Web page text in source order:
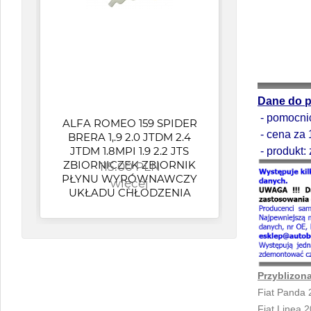
ALFA ROMEO 159 SPIDER
BRERA 1,.9 2.0 JTDM 2.4
JTDM 1.8MPI 1.9 2.2 JTS
ZBIORNICZEK ZBIORNIK
PŁYNU WYRÓWNAWCZY
UKŁADU CHŁODZENIA
115.00 PLN
więcej
Dane do
-
- cena za
- produkt:
Fiat Panda